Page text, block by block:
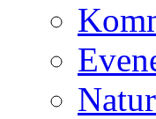
Natur